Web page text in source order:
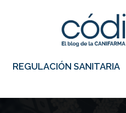
REGULACIÓN SANITARIA